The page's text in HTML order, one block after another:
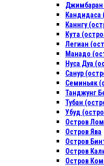
Джимбаран
Кандидаса
Каннгу
Кута
Легиан
Манадо
Нуса Дуа
Санур
Семиньяк
Танджунг
Тубан
Убуд
Остров
Остров Ява
Остров
Остров
Остров